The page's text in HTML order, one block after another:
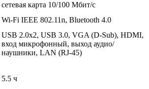
сетевая карта 10/100 Мбит/c
Wi-Fi IEEE 802.11n, Bluetooth 4.0
USB 2.0x2, USB 3.0, VGA (D-Sub), HDMI,
вход микрофонный, выход аудио/
наушники, LAN (RJ-45)
5.5 ч